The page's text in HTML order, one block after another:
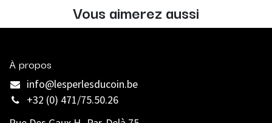
Vous aimerez aussi
À propos
info@lesperlesducoin.be​
+32 (0) 471/75.50.26